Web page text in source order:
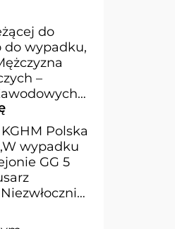
do
do wypadku,
–
Polska
wypadku
GG 5